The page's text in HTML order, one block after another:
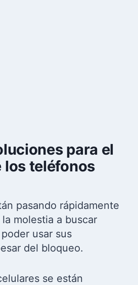
para el
los teléfonos
pasando rápidamente
molestia a buscar
usar sus
del bloqueo.
se están